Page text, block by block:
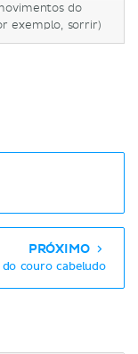
do
exemplo, sorrir)
PRÓXIMO
do couro cabeludo